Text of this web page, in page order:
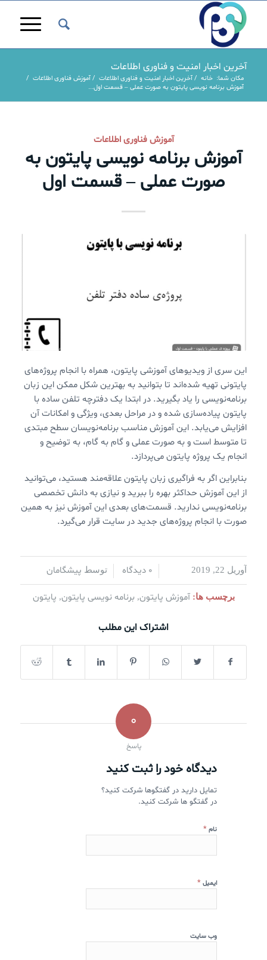
آخرین اخبار امنیت و فناوری اطلاعات
مکان شما: خانه / آخرین اخبار امنیت و فناوری اطلاعات / آموزش فناوری اطلاعات /
آموزش برنامه نویسی پایتون به صورت عملی – قسمت اول...
آموزش فناوری اطلاعات
آموزش برنامه نویسی پایتون به
صورت عملی – قسمت اول
این سری از ویدیوهای آموزشی پایتون، همراه با انجام پروژه‌های
پایتونی تهیه شده‌اند تا بتوانید به بهترین شکل ممکن این زبان
برنامه‌نویسی را یاد بگیرید. در ابتدا یک دفترچه تلفن ساده با
پایتون پیاده‌سازی شده و در مراحل بعدی، ویژگی و امکانات آن
افزایش می‌یابد. این آموزش مناسب برنامه‌نویسان سطح مبتدی
تا متوسط است و به صورت عملی و گام به گام، به توضیح و
انجام یک پروژه پایتون می‌پردازد.
بنابراین اگر به فراگیری زبان پایتون علاقه‌مند هستید، می‌توانید
از این آموزش حداکثر بهره را ببرید و نیازی به دانش تخصصی
برنامه‌نویسی ندارید. قسمت‌های بعدی این آموزش نیز به همین
صورت با انجام پروژه‌های جدید در سایت قرار می‌گیرد.
آوریل 22, 2019 / 0 دیدگاه/ توسط پیشگامان
برچسب ها: آموزش پایتون,برنامه نویسی پایتون, پایتون
اشتراک این مطلب
0
پاسخ
دیدگاه خود را ثبت کنید
تمایل دارید در گفتگوها شرکت کنید؟
در گفتگو ها شرکت کنید.
نام *
ایمیل *
وب‌ سایت